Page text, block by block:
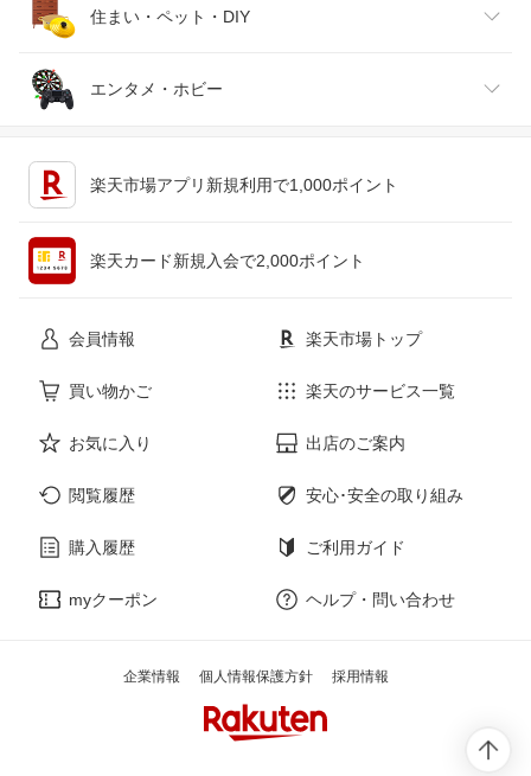
腕時計
ジュエリー・アクセサリー
スマートフォン・タブレット
パソコン・周辺機器
ゴルフ
車用品・バイク用品
車・バイク
住まい・ペット・DIY
インテリア・寝具・収納
エンタメ・ホビー
本・雑誌・コミック
楽天市場アプリ新規利用で1,000ポイント
楽天カード新規入会で2,000ポイント
会員情報 楽天市場トップ
買い物かご 楽天のサービス一覧
お気に入り 出店のご案内
閲覧履歴 安心･安全の取り組み
購入履歴 ご利用ガイド
myクーポン ヘルプ・問い合わせ
企業情報 個人情報保護方針 採用情報